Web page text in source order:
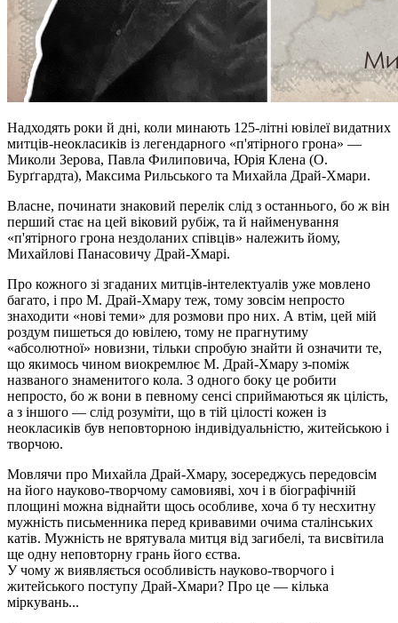
Надходять роки й дні, коли минають 125-літні ювілеї видатних
митців-неокласиків із легендарного «п'ятірного грона» —
Миколи Зерова, Павла Филиповича, Юрія Клена (О.
Бурґгардта), Максима Рильського та Михайла Драй-Хмари.
Власне, починати знаковий перелік слід з останнього, бо ж він
перший стає на цей віковий рубіж, та й найменування
«п'ятірного грона нездоланих співців» належить йому,
Михайлові Панасовичу Драй-Хмарі.
Про кожного зі згаданих митців-інтелектуалів уже мовлено
багато, і про М. Драй-Хмару теж, тому зовсім непросто
знаходити «нові теми» для розмови про них. А втім, цей мій
роздум пишеться до ювілею, тому не прагнутиму
«абсолютної» новизни, тільки спробую знайти й означити те,
що якимось чином виокремлює М. Драй-Хмару з-поміж
названого знаменитого кола. З одного боку це робити
непросто, бо ж вони в певному сенсі сприймаються як цілість,
а з іншого — слід розуміти, що в тій цілості кожен із
неокласиків був неповторною індивідуальністю, житейською і
творчою.
Мовлячи про Михайла Драй-Хмару, зосереджусь передовсім
на його науково-творчому самовияві, хоч і в біографічній
площині можна віднайти щось особливе, хоча б ту несхитну
мужність письменника перед кривавими очима сталінських
катів. Мужність не врятувала митця від загибелі, та висвітила
ще одну неповторну грань його єства.
У чому ж виявляється особливість науково-творчого і
житейського поступу Драй-Хмари? Про це — кілька
міркувань...